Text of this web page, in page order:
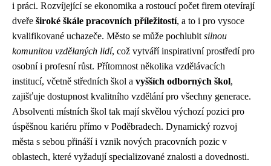
i práci. Rozvíjející se ekonomika a rostoucí počet firem otevírají
dveře široké škále pracovních příležitostí, a to i pro vysoce
kvalifikované uchazeče. Město se může pochlubit silnou
komunitou vzdělaných lidí, což vytváří inspirativní prostředí pro
osobní i profesní růst. Přítomnost několika vzdělávacích
institucí, včetně středních škol a vyšších odborných škol,
zajišťuje dostupnost kvalitního vzdělání pro všechny generace.
Absolventi místních škol tak mají skvělou výchozí pozici pro
úspěšnou kariéru přímo v Poděbradech. Dynamický rozvoj
města s sebou přináší i vznik nových pracovních pozic v
oblastech, které vyžadují specializované znalosti a dovednosti.